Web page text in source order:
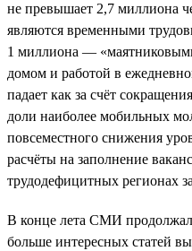
не превышает 2,7 миллиона
являются временными
1 миллиона —
домом и работой в
падает как за счёт
доли наиболее мобильных
повсеместного снижения
расчёты на заполнение
трудодефицитных регионах
В конце лета СМИ
больше интересных статей